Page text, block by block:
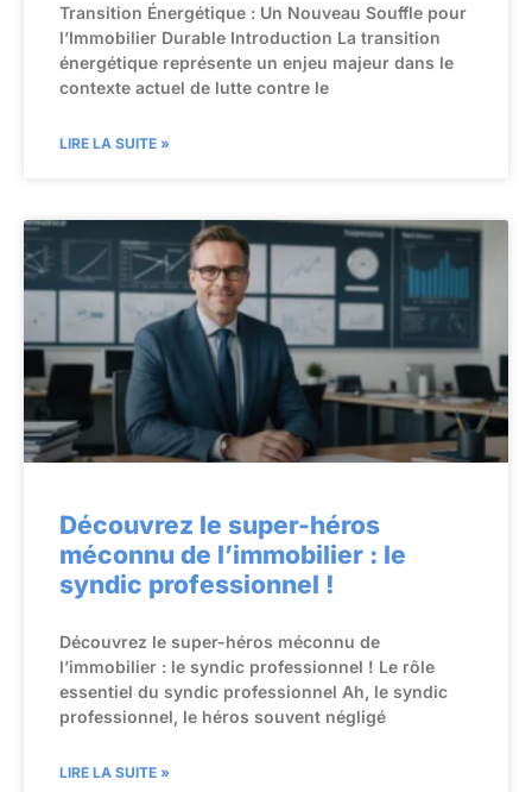
Transition Énergétique : Un Nouveau Souffle pour
l’Immobilier Durable Introduction La transition
énergétique représente un enjeu majeur dans le
contexte actuel de lutte contre le
LIRE LA SUITE »
Découvrez le super-héros
méconnu de l’immobilier : le
syndic professionnel !
Découvrez le super-héros méconnu de
l’immobilier : le syndic professionnel ! Le rôle
essentiel du syndic professionnel Ah, le syndic
professionnel, le héros souvent négligé
LIRE LA SUITE »